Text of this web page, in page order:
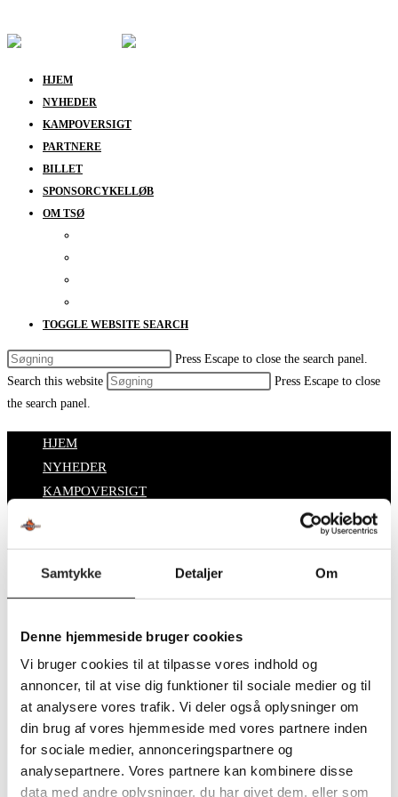
Samtykke Detaljer Om
Denne hjemmeside bruger cookies
Vi bruger cookies til at tilpasse vores indhold og
annoncer, til at vise dig funktioner til sociale medier og til
at analysere vores trafik. Vi deler også oplysninger om
din brug af vores hjemmeside med vores partnere inden
for sociale medier, annonceringspartnere og
analysepartnere. Vores partnere kan kombinere disse
data med andre oplysninger, du har givet dem, eller som
HJEM
NYHEDER
KAMPOVERSIGT
PARTNERE
BILLET
SPONSORCYKELLØB
OM TSØ
TOGGLE WEBSITE SEARCH
Press Escape to close the search panel.
Search this website
Press Escape to close
the search panel.
HJEM
NYHEDER
KAMPOVERSIGT
BESTYRELSEN
SUPPORT
DATABESKYTTELSESPOLITIK
Toggle website search
Search this website